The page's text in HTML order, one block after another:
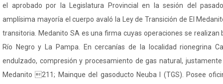
el aprobado por la Legislatura Provincial en la sesión del
amplísima mayoría el cuerpo avaló la Ley de Transición de El
transitoria. Medanito SA es una firma cuyas operaciones se realizan
Río Negro y La Pampa. En cercanías de la localidad rionegrina
endulzado, compresión y procesamiento de gas natural,
Medanito 211; Mainque del gasoducto Neuba I (TGS). Posee